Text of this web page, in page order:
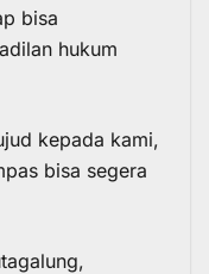
bisa
hukum
kepada kami,
bisa segera